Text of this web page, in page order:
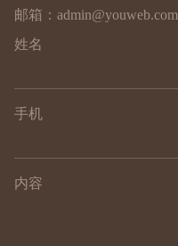
邮箱：admin@youweb.com
姓名
手机
内容